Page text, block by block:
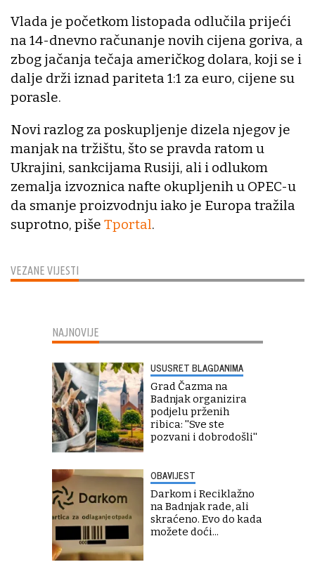
VEZANE VIJESTI
Vlada je početkom listopada odlučila prijeći
na 14-dnevno računanje novih cijena goriva, a
zbog jačanja tečaja američkog dolara, koji se i
dalje drži iznad pariteta 1:1 za euro, cijene su
porasle.
Novi razlog za poskupljenje dizela njegov je
manjak na tržištu, što se pravda ratom u
Ukrajini, sankcijama Rusiji, ali i odlukom
zemalja izvoznica nafte okupljenih u OPEC-u
da smanje proizvodnju iako je Europa tražila
suprotno, piše Tportal.
NAJNOVIJE
USUSRET BLAGDANIMA
Grad Čazma na
Badnjak organizira
podjelu prženih
ribica: ''Sve ste
pozvani i dobrodošli''
OBAVIJEST
Darkom i Reciklažno
na Badnjak rade, ali
skraćeno. Evo do kada
možete doći...